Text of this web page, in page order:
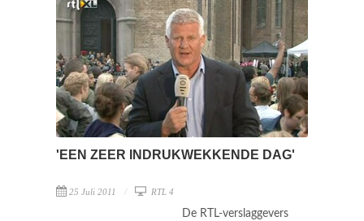
'EEN ZEER INDRUKWEKKENDE DAG'
25 Juli 2011 RTL 4
De RTL-verslaggevers